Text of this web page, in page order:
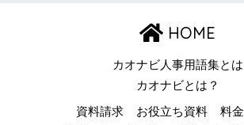
HOME
カオナビ人事用語集とは
カオナビとは？
資料請求 お役立ち資料
料